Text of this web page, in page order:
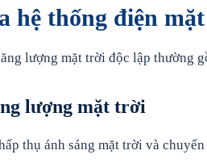
hệ thống điện
lượng mặt trời độc lập thường
lượng mặt trời
thụ ánh sáng mặt trời và